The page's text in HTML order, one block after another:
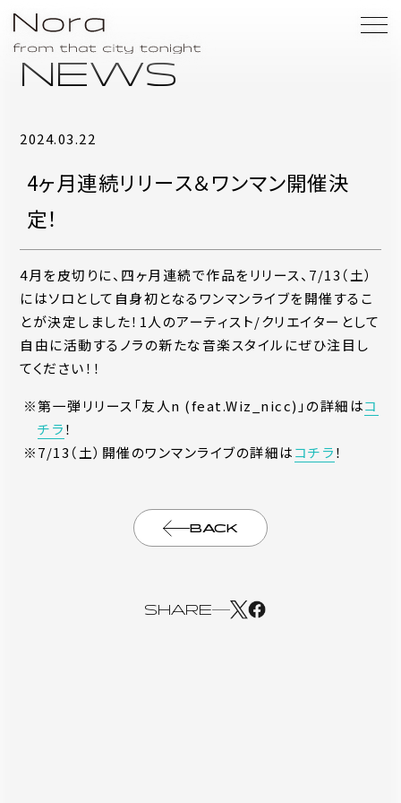
NEWS
2024.03.22
4ヶ月連続リリース＆ワンマン開催決
定！
4月を皮切りに、四ヶ月連続で作品をリリース、7/13（土）
にはソロとして自身初となるワンマンライブを開催するこ
とが決定しました！1人のアーティスト/クリエイターとして
自由に活動するノラの新たな音楽スタイルにぜひ注目し
てください！！
第一弾リリース「友人n (feat.Wiz_nicc)」の詳細はコ
チラ！
7/13（土）開催のワンマンライブの詳細はコチラ！
BACK
SHARE